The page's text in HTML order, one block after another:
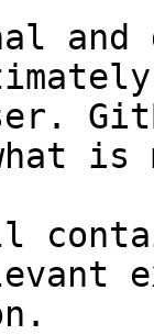
and
what